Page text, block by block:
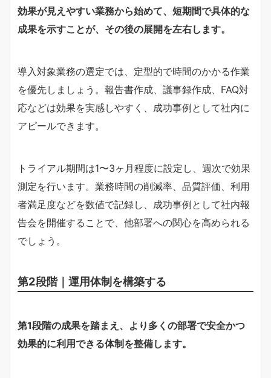
効果が見えやすい業務から始めて、短期間で具体的な
成果を示すことが、その後の展開を左右します。
導入対象業務の選定では、定型的で時間のかかる作業
を優先しましょう。報告書作成、議事録作成、FAQ対
応などは効果を実感しやすく、成功事例として社内に
アピールできます。
トライアル期間は1〜3ヶ月程度に設定し、週次で効果
測定を行います。業務時間の削減率、品質評価、利用
者満足度などを数値で記録し、成功事例として社内報
告会を開催することで、他部署への関心を高められる
でしょう。
第2段階｜運用体制を構築する
第1段階の成果を踏まえ、より多くの部署で安全かつ
効果的に利用できる体制を整備します。